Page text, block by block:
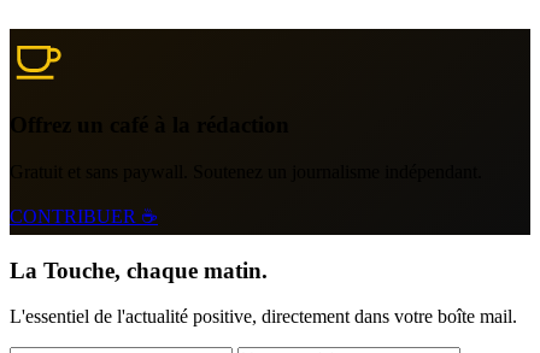
Offrez un café à la rédaction
CONTRIBUER ☕
La Touche, chaque matin.
L'essentiel de l'actualité positive, directement dans votre boîte mail.